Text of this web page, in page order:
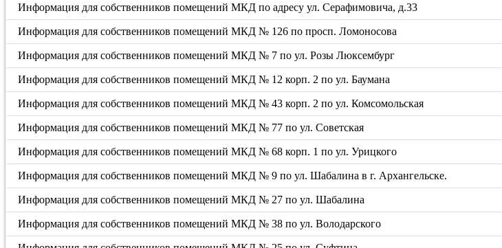
Информация для собственников помещений МКД по адресу ул. Серафимовича, д.33
Информация для собственников помещений МКД № 126 по просп. Ломоносова
Информация для собственников помещений МКД № 7 по ул. Розы Люксембург
Информация для собственников помещений МКД № 12 корп. 2 по ул. Баумана
Информация для собственников помещений МКД № 43 корп. 2 по ул. Комсомольская
Информация для собственников помещений МКД № 77 по ул. Советская
Информация для собственников помещений МКД № 68 корп. 1 по ул. Урицкого
Информация для собственников помещений МКД № 9 по ул. Шабалина в г. Архангельске.
Информация для собственников помещений МКД № 27 по ул. Шабалина
Информация для собственников помещений МКД № 38 по ул. Володарского